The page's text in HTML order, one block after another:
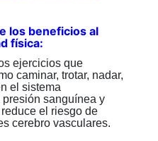
los beneficios al
física:
ejercicios que
caminar, trotar, nadar,
el sistema
sanguínea y
el riesgo de
cerebro vasculares.